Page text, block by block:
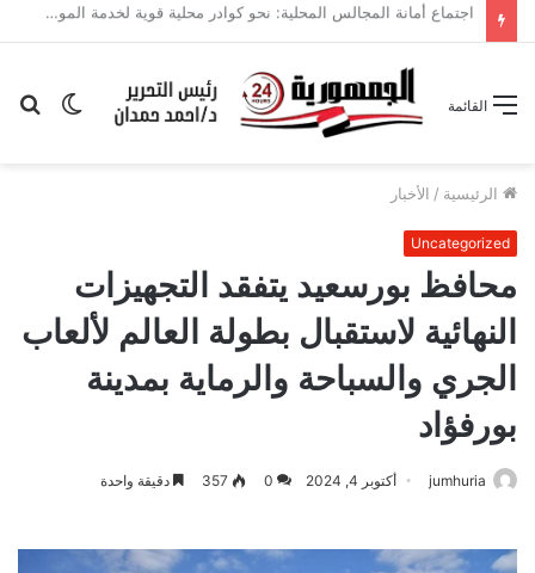
الوضع
القائمة
الرئيسية / الأخبار
Uncategorized
محافظ بورسعيد يتفقد التجهيزات
النهائية لاستقبال بطولة العالم لألعاب
الجري والسباحة والرماية بمدينة
بورفؤاد
jumhuria أكتوبر 4, 2024 0
357 دقيقة واحدة